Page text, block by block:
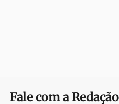
Fale com a Redação